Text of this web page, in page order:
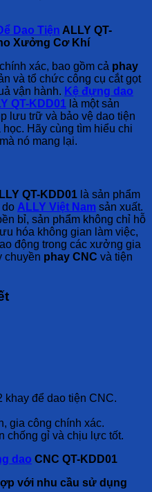
Dao Tiện ALLY QT-
Xưởng Cơ Khí
xác, bao gồm cả phay
và tổ chức công cụ cắt gọt
vận hành. Kệ đựng dao
QT-KDD01 là một sản
lưu trữ và bảo vệ dao tiện
Hãy cùng tìm hiểu chi
nó mang lại.
QT-KDD01 là sản phẩm
do ALLY Việt Nam sản xuất.
bỉ, sản phẩm không chỉ hỗ
hóa không gian làm việc,
động trong các xưởng gia
chuyền phay CNC và tiện
khay để dao tiện CNC.
gia công chính xác.
chống gỉ và chịu lực tốt.
dao CNC QT-KDD01
với nhu cầu sử dụng